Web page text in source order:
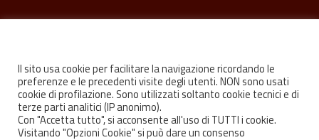
FacebookYoutubeInstagram
Il sito usa cookie per facilitare la navigazione ricordando le
preferenze e le precedenti visite degli utenti. NON sono usati
cookie di profilazione. Sono utilizzati soltanto cookie tecnici e di
terze parti analitici (IP anonimo).
Con "Accetta tutto", si acconsente all'uso di TUTTI i cookie.
Visitando "Opzioni Cookie" si può dare un consenso